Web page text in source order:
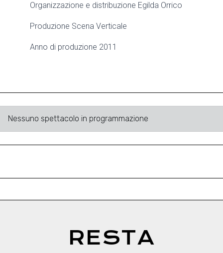
Organizzazione e distribuzione Egilda Orrico
Produzione Scena Verticale
Anno di produzione 2011
Nessuno spettacolo in programmazione
RESTA